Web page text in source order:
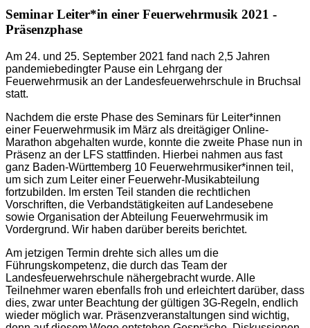
Seminar Leiter*in einer Feuerwehrmusik 2021 -
Präsenzphase
Am 24. und 25. September 2021 fand nach 2,5 Jahren
pandemiebedingter Pause ein Lehrgang der
Feuerwehrmusik an der Landesfeuerwehrschule in Bruchsal
statt.
Nachdem die erste Phase des Seminars für Leiter*innen
einer Feuerwehrmusik im März als dreitägiger Online-
Marathon abgehalten wurde, konnte die zweite Phase nun in
Präsenz an der LFS stattfinden. Hierbei nahmen aus fast
ganz Baden-Württemberg 10 Feuerwehrmusiker*innen teil,
um sich zum Leiter einer Feuerwehr-Musikabteilung
fortzubilden. Im ersten Teil standen die rechtlichen
Vorschriften, die Verbandstätigkeiten auf Landesebene
sowie Organisation der Abteilung Feuerwehrmusik im
Vordergrund. Wir haben darüber bereits berichtet.
Am jetzigen Termin drehte sich alles um die
Führungskompetenz, die durch das Team der
Landesfeuerwehrschule nähergebracht wurde. Alle
Teilnehmer waren ebenfalls froh und erleichtert darüber, dass
dies, zwar unter Beachtung der gültigen 3G-Regeln, endlich
wieder möglich war. Präsenzveranstaltungen sind wichtig,